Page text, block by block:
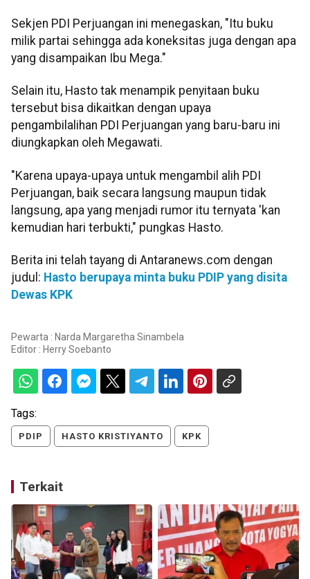
Sekjen PDI Perjuangan ini menegaskan, "Itu buku
milik partai sehingga ada koneksitas juga dengan apa
yang disampaikan Ibu Mega."
Selain itu, Hasto tak menampik penyitaan buku
tersebut bisa dikaitkan dengan upaya
pengambilalihan PDI Perjuangan yang baru-baru ini
diungkapkan oleh Megawati.
"Karena upaya-upaya untuk mengambil alih PDI
Perjuangan, baik secara langsung maupun tidak
langsung, apa yang menjadi rumor itu ternyata 'kan
kemudian hari terbukti," pungkas Hasto.
Berita ini telah tayang di Antaranews.com dengan
judul: Hasto berupaya minta buku PDIP yang disita
Dewas KPK
Pewarta : Narda Margaretha Sinambela
Editor : Herry Soebanto
Tags:
PDIP HASTO KRISTIYANTO KPK
Terkait